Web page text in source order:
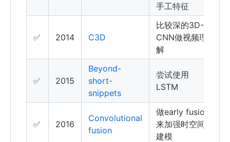
手工特征
✅ 2014 C3D
比较深的3D-
CNN做视频理
解
✅ 2015
Beyond-
short-
snippets
尝试使用
LSTM
✅ 2016
Convolutional
fusion
做early fusion
来加强时空间
建模